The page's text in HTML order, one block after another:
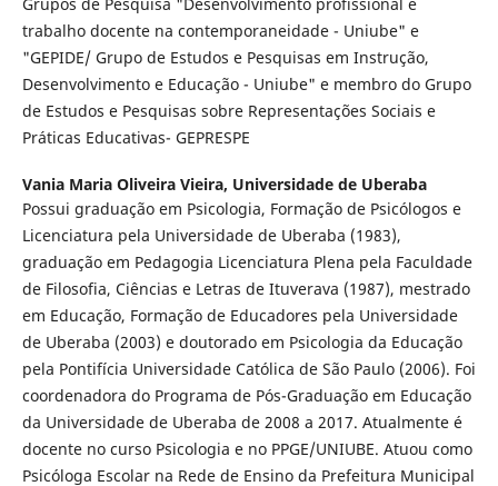
trabalho docente na contemporaneidade - Uniube" e
"GEPIDE/ Grupo de Estudos e Pesquisas em Instrução,
Desenvolvimento e Educação - Uniube" e membro do Grupo
de Estudos e Pesquisas sobre Representações Sociais e
Práticas Educativas- GEPRESPE
Vania Maria Oliveira Vieira, Universidade de Uberaba
Possui graduação em Psicologia, Formação de Psicólogos e
Licenciatura pela Universidade de Uberaba (1983),
graduação em Pedagogia Licenciatura Plena pela Faculdade
de Filosofia, Ciências e Letras de Ituverava (1987), mestrado
em Educação, Formação de Educadores pela Universidade
de Uberaba (2003) e doutorado em Psicologia da Educação
pela Pontifícia Universidade Católica de São Paulo (2006). Foi
coordenadora do Programa de Pós-Graduação em Educação
da Universidade de Uberaba de 2008 a 2017. Atualmente é
docente no curso Psicologia e no PPGE/UNIUBE. Atuou como
Psicóloga Escolar na Rede de Ensino da Prefeitura Municipal